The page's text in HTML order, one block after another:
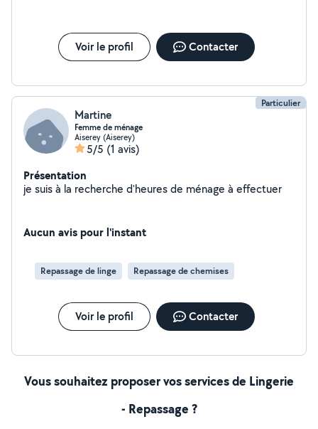
Voir le profil Contacter
Particulier
Martine
Femme de ménage
Aiserey (Aiserey)
5/5 (1 avis)
Présentation
je suis à la recherche d'heures de ménage à effectuer
Aucun avis pour l'instant
Repassage de linge Repassage de chemises
Voir le profil Contacter
Vous souhaitez proposer vos services de Lingerie
- Repassage ?